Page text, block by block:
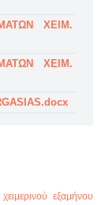
ΧΕΙΜ.
ΧΕΙΜ.
εξαμήνου